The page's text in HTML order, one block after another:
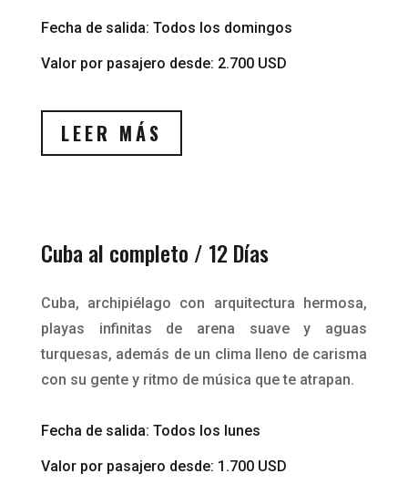
Fecha de salida: Todos los domingos
Valor por pasajero desde: 2.700 USD
LEER MÁS
Cuba al completo / 12 Días
Cuba, archipiélago con arquitectura hermosa,
playas infinitas de arena suave y aguas
turquesas, además de un clima lleno de carisma
con su gente y ritmo de música que te atrapan.
Fecha de salida: Todos los lunes
Valor por pasajero desde: 1.700 USD